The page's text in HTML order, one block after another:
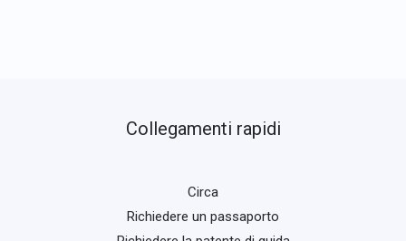
Collegamenti rapidi
Circa
Richiedere un passaporto